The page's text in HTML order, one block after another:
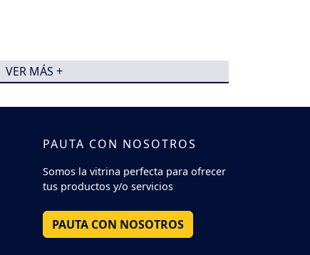
VER MÁS +
PAUTA CON NOSOTROS
Somos la vitrina perfecta para ofrecer
tus productos y/o servicios
PAUTA CON NOSOTROS